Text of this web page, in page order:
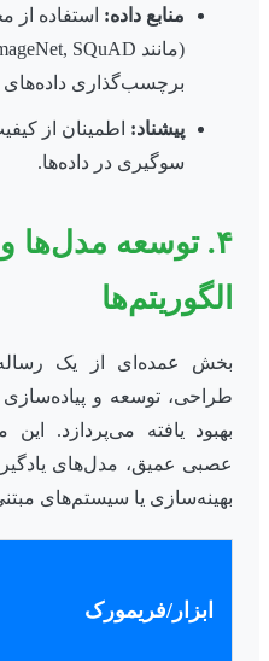
منابع داده: استفاده
برچسب‌گذاری
پیشناد: اطمینان از
سوگیری در داده‌ها.
۴. توسعه مدل‌ها
الگوریتم‌ها
بخش عمده‌ای از یک
طراحی، توسعه و پیاده‌سازی
بهبود یافته می‌پردازد.
عصبی عمیق، مدل‌های
بهینه‌سازی یا سیستم‌های
ابزار/فریمورک